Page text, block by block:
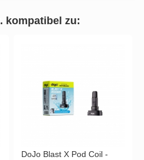
kompatibel zu:
DoJo Blast X Pod Coil -